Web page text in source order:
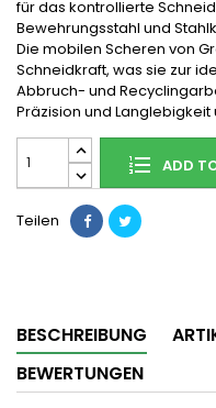
für das kontrollierte
Bewehrungsstahl und
Die mobilen Scheren von
Schneidkraft, was sie zur
Abbruch- und
Präzision und Langlebigkeit
ADD
Teilen
BESCHREIBUNG
BEWERTUNGEN